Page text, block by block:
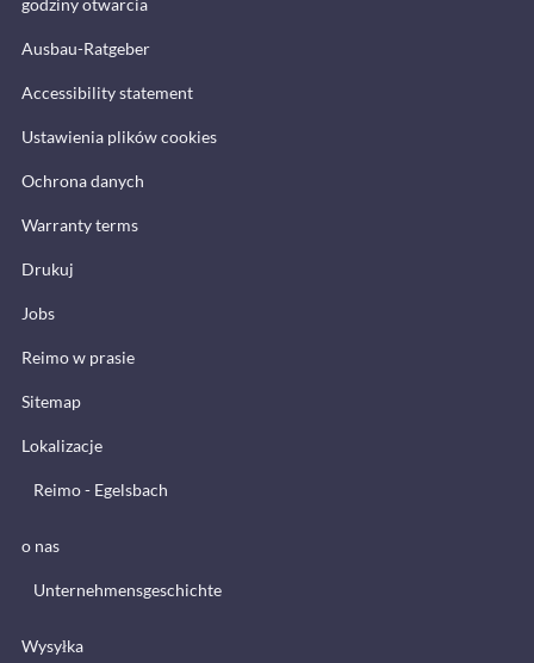
Ausbau-Ratgeber
Accessibility statement
Ustawienia plików cookies
Ochrona danych
Warranty terms
Drukuj
Jobs
Reimo w prasie
Sitemap
Lokalizacje
Reimo - Egelsbach
o nas
Unternehmensgeschichte
Wysyłka